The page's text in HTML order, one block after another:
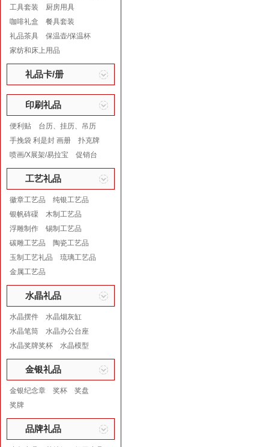
工具套装
厨房用具
咖啡礼盒
餐具套装
礼品茶具
保温壶/保温杯
家纺和床上用品
礼品卡/册
印刷礼品
便利贴
台历、挂历、吊历
手挽袋 利是封 画册
扑克牌
喷画/X展架/易拉宝
促销台
工艺礼品
徽章工艺品
纯银工艺品
银帆砗磲
木制工艺品
浮雕制作
锡制工艺品
碳雕工艺品
陶瓷工艺品
玉制工艺礼品
琉璃工艺品
金属工艺品
水晶礼品
水晶摆件
水晶烟灰缸
水晶笔筒
水晶办公台座
水晶奖牌奖杯
水晶模型
金银礼品
金银纪念章 奖杯
奖盘
奖牌
品牌礼品